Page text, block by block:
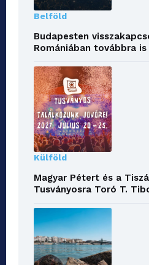
Belföld
Budapesten
Romániában továbbra
Külföld
Magyar Pétert és a
Tusványosra Toró T.